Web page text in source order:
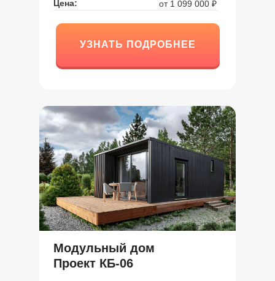
Цена: от 1 099 000 ₽
УЗНАТЬ ПОДРОБНЕЕ
Модульный дом
Проект КБ-06
УЗНАТЬ ПОДРОБНЕЕ